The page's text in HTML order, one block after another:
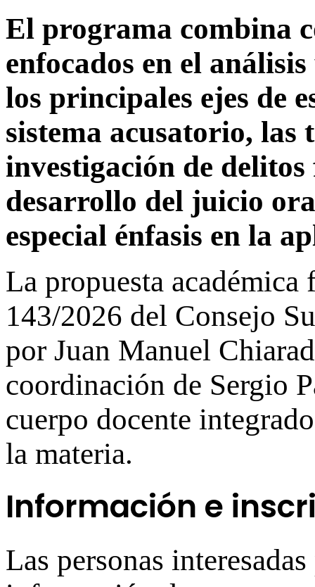
El programa combina
enfocados en el
los principales ejes de
sistema acusatorio, las
investigación de delitos
desarrollo del juicio
especial énfasis en la
La propuesta
143/2026 del Consejo
por Juan Manuel
coordinación de Sergio
cuerpo docente
la materia.
Información e
Las personas